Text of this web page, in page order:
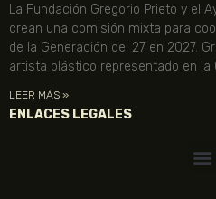
La Fundación Gregorio Prieto y el
crean una comisión mixta para
de la Generación del 27 en 2027.
artista plástico representado en la
LEER MÁS »
ENLACES LEGALES